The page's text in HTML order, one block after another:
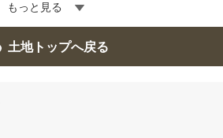
もっと見る
土地トップへ戻る